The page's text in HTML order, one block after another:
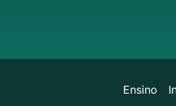
Ensino